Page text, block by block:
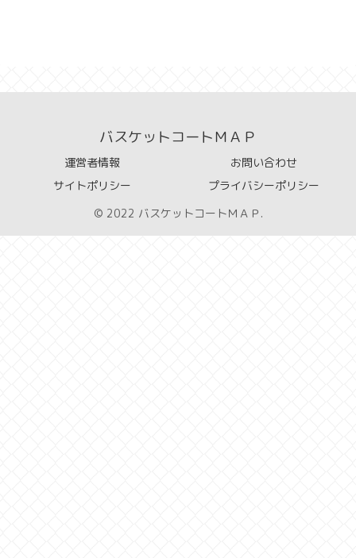
バスケットコートＭＡＰ
運営者情報
お問い合わせ
サイトポリシー
プライバシーポリシー
© 2022 バスケットコートＭＡＰ.